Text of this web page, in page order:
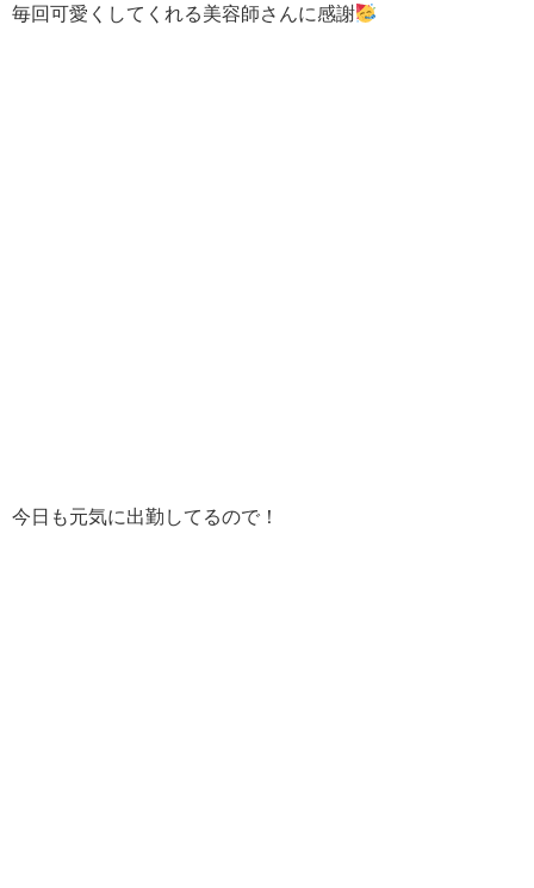
毎回可愛くしてくれる美容師さんに感謝
今日も元気に出勤してるので！